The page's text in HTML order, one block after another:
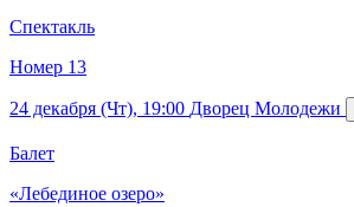
Спектакль
Номер 13
24 декабря (Чт), 19:00 Дворец Молодежи
Балет
«Лебединое озеро»